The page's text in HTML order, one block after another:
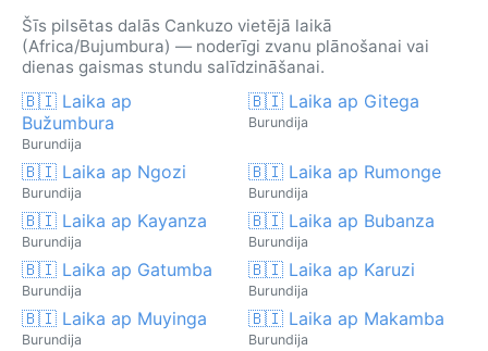
Šīs pilsētas dalās Cankuzo vietējā laikā
(Africa/Bujumbura) — noderīgi zvanu plānošanai vai
dienas gaismas stundu salīdzināšanai.
🇧🇮 Laika ap
Bužumbura
Burundija
🇧🇮 Laika ap Gitega
Burundija
🇧🇮 Laika ap Ngozi
Burundija
🇧🇮 Laika ap Rumonge
Burundija
🇧🇮 Laika ap Kayanza
Burundija
🇧🇮 Laika ap Bubanza
Burundija
🇧🇮 Laika ap Gatumba
Burundija
🇧🇮 Laika ap Karuzi
Burundija
🇧🇮 Laika ap Muyinga
Burundija
🇧🇮 Laika ap Makamba
Burundija